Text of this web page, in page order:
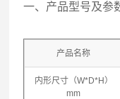
一、产品型号及参
产品名称
内形尺寸（W*D*H）
mm